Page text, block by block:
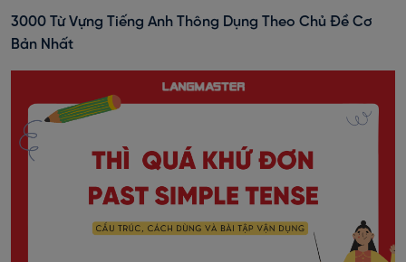
3000 Từ Vựng Tiếng Anh Thông Dụng Theo Chủ Đề Cơ
Bản Nhất